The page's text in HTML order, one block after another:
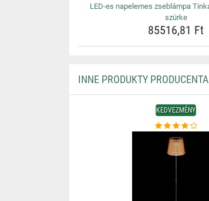
LED-es napelemes zseblámpa
szürke
85516,81 Ft
INNE PRODUKTY
KEDVEZMÉNY